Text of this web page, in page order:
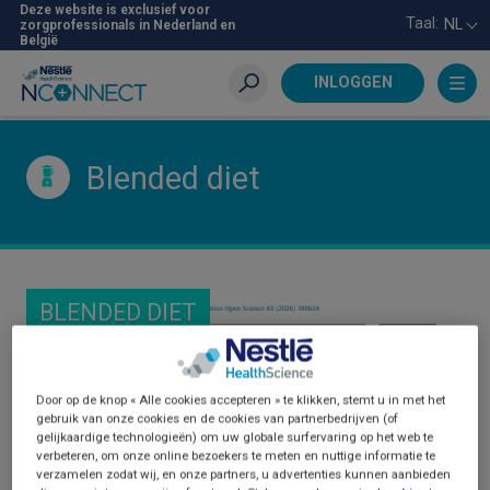
Skip
main
content
Deze website is exclusief voor
zorgprofessionals in Nederland en
België
Taal: NL
INLOGGEN
Zoeken
Blended diet
BLENDED DIET
Door op de knop « Alle cookies accepteren » te klikken, stemt u in met het
gebruik van onze cookies en de cookies van partnerbedrijven (of
gelijkaardige technologieën) om uw globale surfervaring op het web te
verbeteren, om onze online bezoekers te meten en nuttige informatie te
verzamelen zodat wij, en onze partners, u advertenties kunnen aanbieden